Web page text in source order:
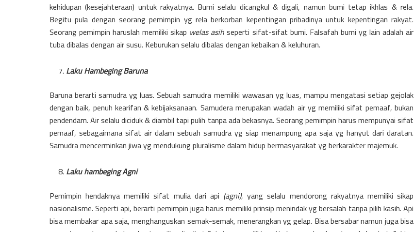
kehidupan (kesejahteraan) untuk rakyatnya. Bumi selalu dicangkul & digali, namun bumi tetap ikhlas & rela.
Begitu pula dengan seorang pemimpin yg rela berkorban kepentingan pribadinya untuk kepentingan rakyat.
Seorang pemimpin haruslah memiliki sikap welas asihseperti sifat-sifat bumi. Falsafah bumi yg lain adalah air
tuba dibalas dengan air susu. Keburukan selalu dibalas dengan kebaikan & keluhuran.
Laku Hambeging Baruna
Baruna berarti samudra yg luas. Sebuah samudra memiliki wawasan yg luas, mampu mengatasi setiap gejolak
dengan baik, penuh kearifan & kebijaksanaan. Samudera merupakan wadah air yg memiliki sifat pemaaf, bukan
pendendam. Air selalu diciduk & diambil tapi pulih tanpa ada bekasnya. Seorang pemimpin harus mempunyai sifat
pemaaf, sebagaimana sifat air dalam sebuah samudra yg siap menampung apa saja yg hanyut dari daratan.
Samudra mencerminkan jiwa yg mendukung pluralisme dalam hidup bermasyarakat yg berkarakter majemuk.
Laku hambeging Agni
Pemimpin hendaknya memiliki sifat mulia dari api (agni), yang selalu mendorong rakyatnya memiliki sikap
nasionalisme. Seperti api, berarti pemimpin juga harus memiliki prinsip menindak yg bersalah tanpa pilih kasih. Api
bisa membakar apa saja, menghanguskan semak-semak, menerangkan yg gelap. Bisa bersabar namun juga bisa